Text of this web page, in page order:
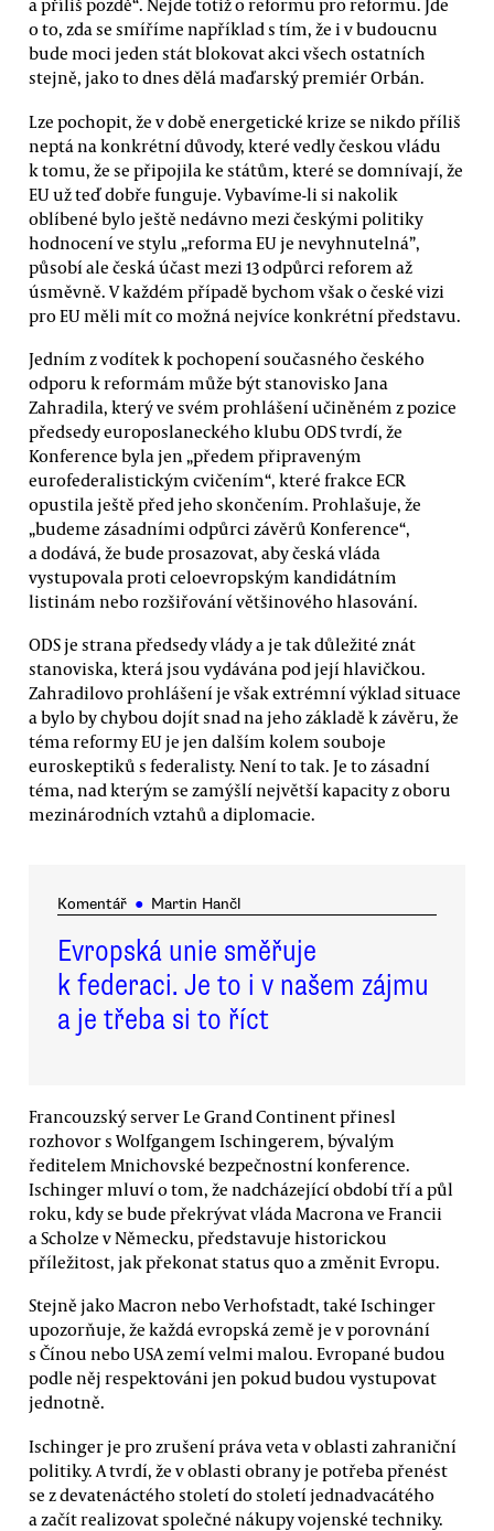
a příliš pozdě“. Nejde totiž o reformu pro reformu. Jde
o to, zda se smíříme například s tím, že i v budoucnu
bude moci jeden stát blokovat akci všech ostatních
stejně, jako to dnes dělá maďarský premiér Orbán.
Lze pochopit, že v době energetické krize se nikdo příliš
neptá na konkrétní důvody, které vedly českou vládu
k tomu, že se připojila ke státům, které se domnívají, že
EU už teď dobře funguje. Vybavíme-li si nakolik
oblíbené bylo ještě nedávno mezi českými politiky
hodnocení ve stylu „reforma EU je nevyhnutelná”,
působí ale česká účast mezi 13 odpůrci reforem až
úsměvně. V každém případě bychom však o české vizi
pro EU měli mít co možná nejvíce konkrétní představu.
Jedním z vodítek k pochopení současného českého
odporu k reformám může být stanovisko Jana
Zahradila, který ve svém prohlášení učiněném z pozice
předsedy europoslaneckého klubu ODS tvrdí, že
Konference byla jen „předem připraveným
eurofederalistickým cvičením“, které frakce ECR
opustila ještě před jeho skončením. Prohlašuje, že
„budeme zásadními odpůrci závěrů Konference“,
a dodává, že bude prosazovat, aby česká vláda
vystupovala proti celoevropským kandidátním
listinám nebo rozšiřování většinového hlasování.
ODS je strana předsedy vlády a je tak důležité znát
stanoviska, která jsou vydávána pod její hlavičkou.
Zahradilovo prohlášení je však extrémní výklad situace
a bylo by chybou dojít snad na jeho základě k závěru, že
téma reformy EU je jen dalším kolem souboje
euroskeptiků s federalisty. Není to tak. Je to zásadní
téma, nad kterým se zamýšlí největší kapacity z oboru
mezinárodních vztahů a diplomacie.
Komentář ● Martin Hančl
Evropská unie směřuje
k federaci. Je to i v našem zájmu
a je třeba si to říct
Francouzský server Le Grand Continent přinesl
rozhovor s Wolfgangem Ischingerem, bývalým
ředitelem Mnichovské bezpečnostní konference.
Ischinger mluví o tom, že nadcházející období tří a půl
roku, kdy se bude překrývat vláda Macrona ve Francii
a Scholze v Německu, představuje historickou
příležitost, jak překonat status quo a změnit Evropu.
Stejně jako Macron nebo Verhofstadt, také Ischinger
upozorňuje, že každá evropská země je v porovnání
s Čínou nebo USA zemí velmi malou. Evropané budou
podle něj respektováni jen pokud budou vystupovat
jednotně.
Ischinger je pro zrušení práva veta v oblasti zahraniční
politiky. A tvrdí, že v oblasti obrany je potřeba přenést
se z devatenáctého století do století jednadvacátého
a začít realizovat společné nákupy vojenské techniky.